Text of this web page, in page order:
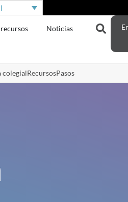
Noticias
colegialRecursosPasos